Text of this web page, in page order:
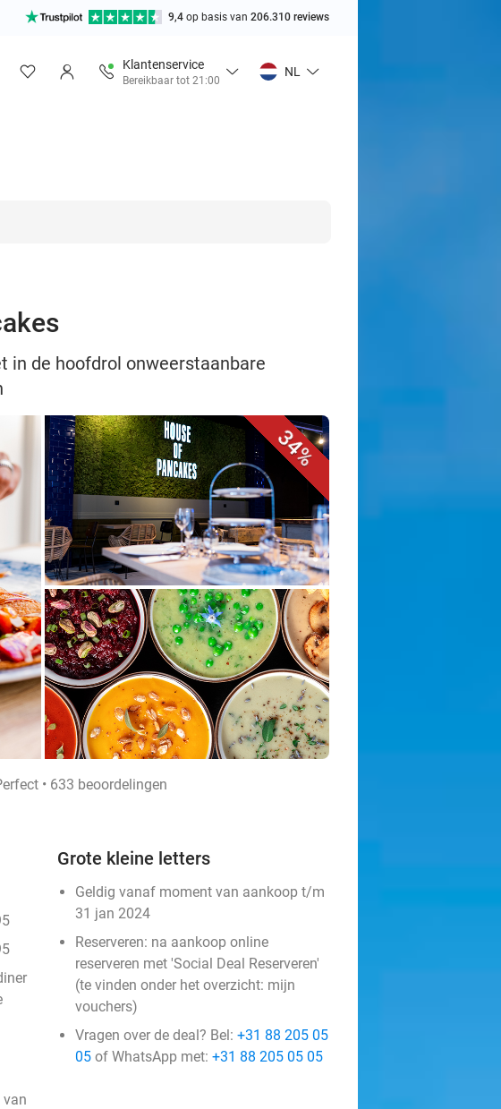
9,4 op basis van 206.310 reviews
Klantenservice
Bereikbaar tot 21:00
NL
in de hoofdrol onweerstaanbare
34%
• 633 beoordelingen
van
Grote kleine letters
Geldig vanaf moment van aankoop t/m
31 jan 2024
Reserveren: na aankoop online
reserveren met 'Social Deal Reserveren'
(te vinden onder het overzicht: mijn
vouchers)
Vragen over de deal? Bel: +31 88 205 05
05 of WhatsApp met: +31 88 205 05 05